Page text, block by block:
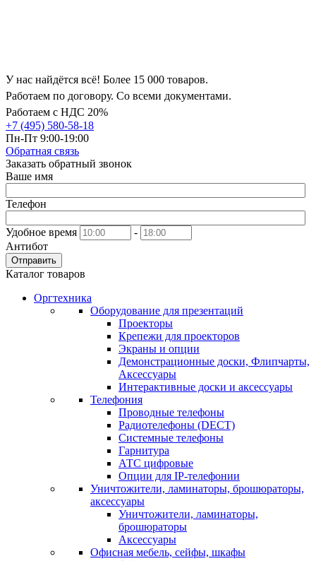
У нас найдётся всё! Более 15 000 товаров.
Работаем по договору. Со всеми документами.
Работаем с НДС 20%
+7 (495) 580-58-18
Пн-Пт 9:00-19:00
Обратная связь
Заказать обратный звонок
Ваше имя
Телефон
Удобное время
-
Антибот
Отправить
Каталог товаров
Оргтехника
Оборудование для презентаций
Проекторы
Крепежи для проекторов
Экраны и опции
Демонстрационные доски, Флипчарты,
Аксессуары
Интерактивные доски и аксессуары
Телефония
Проводные телефоны
Радиотелефоны (DECT)
Системные телефоны
Гарнитура
АТС цифровые
Опции для IP-телефонии
Уничтожители, ламинаторы, брошюраторы,
аксессуары
Уничтожители, ламинаторы,
брошюраторы
Аксессуары
Офисная мебель, сейфы, шкафы